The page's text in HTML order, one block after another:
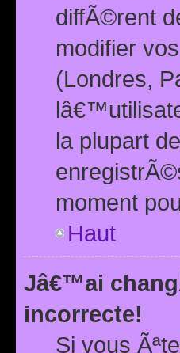
diffÃ©rent
modifier
(Londres,
la plupart
moment
Haut
Jâ€™ai
incorrecte!
Si vous